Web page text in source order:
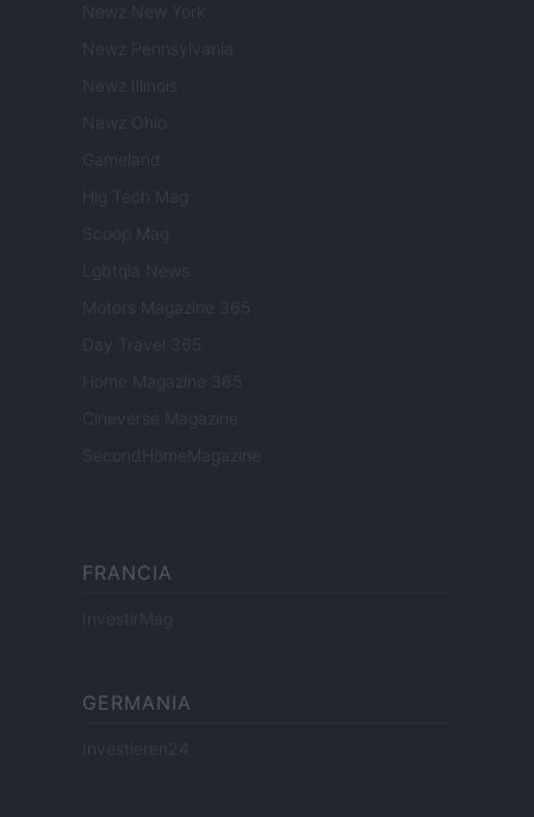
Newz New York
Newz Pennsylvania
Newz Illinois
Newz Ohio
Gameland
Hig Tech Mag
Scoop Mag
Lgbtqia News
Motors Magazine 365
Day Travel 365
Home Magazine 365
Cineverse Magazine
SecondHomeMagazine
FRANCIA
InvestirMag
GERMANIA
Investieren24